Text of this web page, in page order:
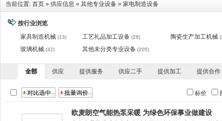
当前位置: 首页 » 供应信息 » 其他专业设备 » 家电制造设备
按行业浏览
家具制造机械 (13) 工艺礼品加工设备 (28) 陶瓷生产加工机械
玻璃机械 (32) 其他未分类专业设备 (205)
全部 供应 提供服务 供应二手 提供加工 提供合作
标价
欧麦朗空气能热泵采暖 为绿色环保事业做建设